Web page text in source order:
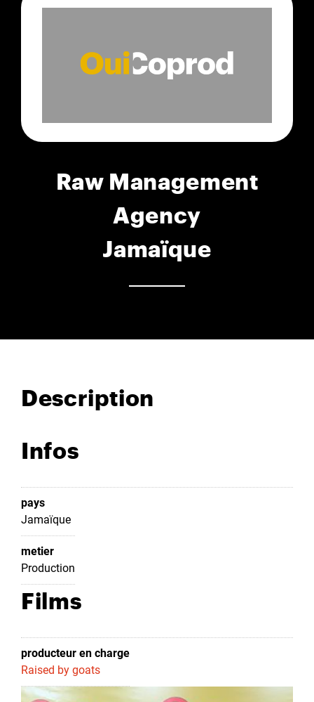
Raw Management
Agency
Jamaïque
Description
Infos
pays
Jamaïque
metier
Production
Films
producteur en charge
Raised by goats